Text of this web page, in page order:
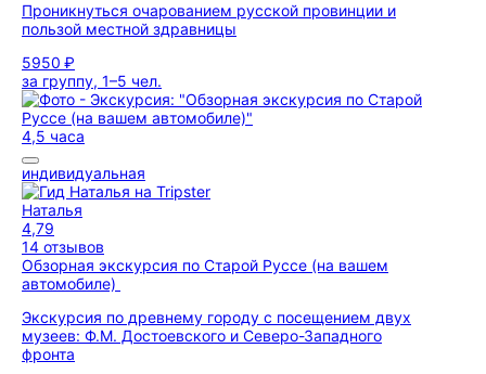
Проникнуться очарованием русской провинции и
пользой местной здравницы
5950 ₽
за группу, 1–5 чел.
4,5 часа
индивидуальная
Наталья
4,79
14 отзывов
Обзорная экскурсия по Старой Руссе (на вашем
автомобиле)
Экскурсия по древнему городу с посещением двух
музеев: Ф.М. Достоевского и Северо-Западного
фронта